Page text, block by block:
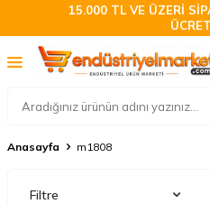
15.000 TL VE ÜZERİ
Anasayfa m1808
Filtre